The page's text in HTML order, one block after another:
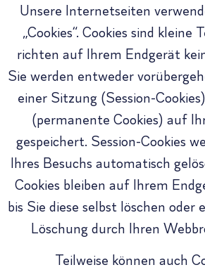
Unsere Internetseiten
„Cookies“. Cookies sind kleine
richten auf Ihrem Endgerät
Sie werden entweder
einer Sitzung (Session-
(permanente Cookies) auf
gespeichert. Session-Cookies
Ihres Besuchs automatisch
Cookies bleiben auf Ihrem
bis Sie diese selbst löschen oder
Löschung durch Ihren
Teilweise können auch